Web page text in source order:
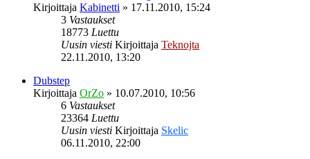
Kirjoittaja Kabinetti » 17.11.2010, 15:24
3 Vastaukset
18773 Luettu
Uusin viesti Kirjoittaja Teknojta
22.11.2010, 13:20
Dubstep
Kirjoittaja OrZo » 10.07.2010, 10:56
6 Vastaukset
23364 Luettu
Uusin viesti Kirjoittaja Skelic
06.11.2010, 22:00